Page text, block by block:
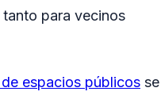
para vecinos
espacios públicos se